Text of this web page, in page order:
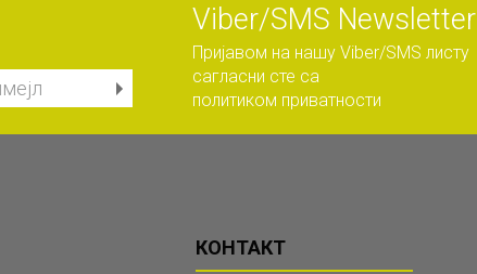
Viber/SMS Newsletter
Пријавом на нашу Viber/SMS листу
сагласни сте са
политиком приватности
КОНТАКТ